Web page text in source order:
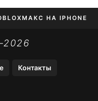
МАКС НА IPHONE
TIKTOK НА IPHONE
Контакты